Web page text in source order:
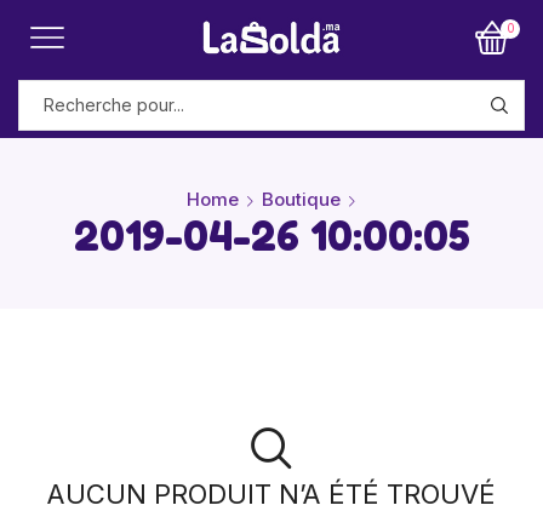
0
Home Boutique
2019-04-26 10:00:05
AUCUN PRODUIT N’A ÉTÉ TROUVÉ